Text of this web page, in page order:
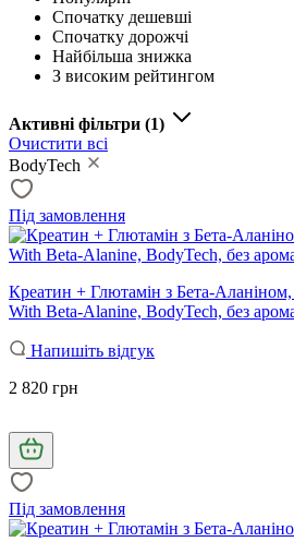
Спочатку дешевші
Спочатку дорожчі
Найбільша знижка
З високим рейтингом
Активні фільтри (1)
Очистити всі
BodyTech
Під замовлення
Креатин + Глютамін з Бета-
With Beta-Alanine, BodyTech, без
Напишіть відгук
2 820 грн
Під замовлення